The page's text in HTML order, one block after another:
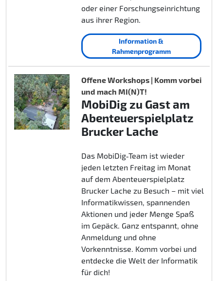
oder einer Forschungseinrichtung
aus ihrer Region.
Information &
Rahmenprogramm
Offene Workshops | Komm vorbei
und mach MI(N)T!
MobiDig zu Gast am
Abenteuerspielplatz
Brucker Lache
Das MobiDig‑Team ist wieder
jeden letzten Freitag im Monat
auf dem Abenteuerspielplatz
Brucker Lache zu Besuch – mit viel
Informatikwissen, spannenden
Aktionen und jeder Menge Spaß
im Gepäck. Ganz entspannt, ohne
Anmeldung und ohne
Vorkenntnisse. Komm vorbei und
entdecke die Welt der Informatik
für dich!